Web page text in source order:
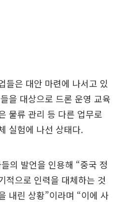
들은 대안 마련에 나서고 있
을 대상으로 드론 운영 교육
물류 관리 등 다른 업무로
실험에 나선 상태다.
의 발언을 인용해 “중국 정
적으로 인력을 대체하는 것
내린 상황”이라며 “이에 사